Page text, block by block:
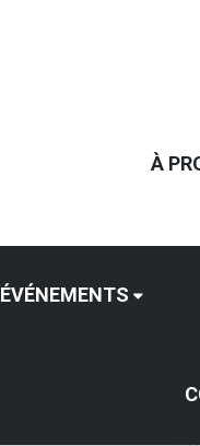
À
ÉVÉNEMENTS